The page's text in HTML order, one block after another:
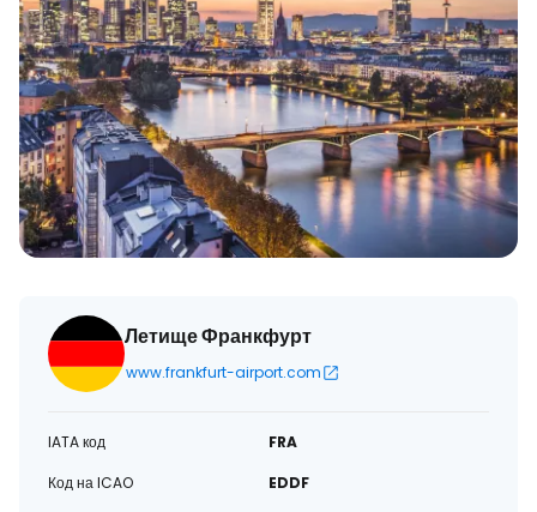
Летище Франкфурт
www.frankfurt-airport.com
IATA код
FRA
Код на ICAO
EDDF